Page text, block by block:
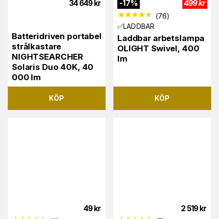
34 649 kr
Batteridriven portabel
strålkastare
NIGHTSEARCHER
Solaris Duo 40K, 40
000 lm
KÖP
-17% 499kr
(76)
✅LADDBAR
Laddbar arbetslampa
OLIGHT Swivel, 400
lm
KÖP
49 kr 2 519 kr